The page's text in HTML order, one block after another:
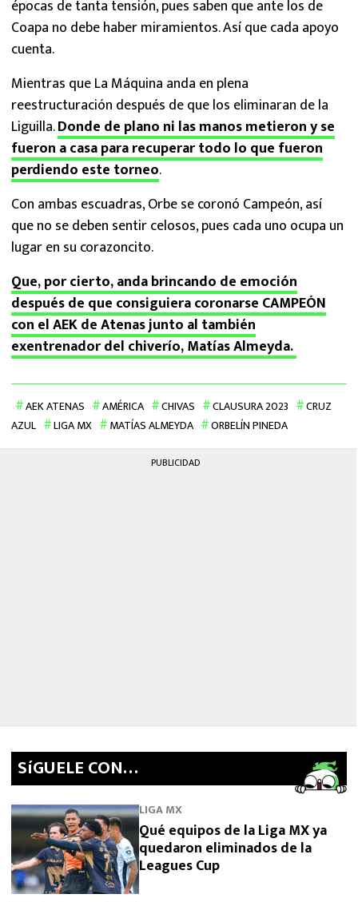
épocas de tanta tensión, pues saben que ante los de
Coapa no debe haber miramientos. Así que cada apoyo
cuenta.
Mientras que La Máquina anda en plena
reestructuración después de que los eliminaran de la
Liguilla.Donde de plano ni las manos metieron y se
fueron a casa para recuperar todo lo que fueron
perdiendo este torneo.
Con ambas escuadras, Orbe se coronó Campeón, así
que no se deben sentir celosos, pues cada uno ocupa un
lugar en su corazoncito.
Que, por cierto, anda brincando de emoción
después de que consiguiera coronarse CAMPEÓN
con el AEK de Atenas junto al también
exentrenador del chiverío, Matías Almeyda.
AEK ATENAS AMÉRICA CHIVAS CLAUSURA 2023
CRUZ
AZUL
LIGA MX MATÍAS ALMEYDA ORBELÍN PINEDA
PUBLICIDAD
SíGUELE CON…
LIGA MX
Qué equipos de la Liga MX ya
quedaron eliminados de la
Leagues Cup